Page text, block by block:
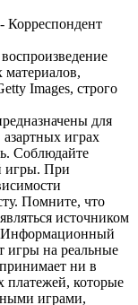
Корреспондент
Images, строго
для
играх
Соблюдайте
игры. При
Помните, что
источником
Информационный
игры на реальные
ни в
платежей, которые
играми,